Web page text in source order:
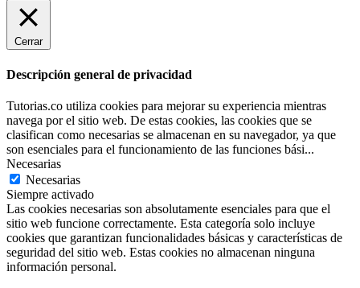
Cerrar
Descripción general de privacidad
Tutorias.co utiliza cookies para mejorar su experiencia mientras
navega por el sitio web. De estas cookies, las cookies que se
clasifican como necesarias se almacenan en su navegador, ya que
son esenciales para el funcionamiento de las funciones bási...
Necesarias
Necesarias
Siempre activado
Las cookies necesarias son absolutamente esenciales para que el
sitio web funcione correctamente. Esta categoría solo incluye
cookies que garantizan funcionalidades básicas y características de
seguridad del sitio web. Estas cookies no almacenan ninguna
información personal.